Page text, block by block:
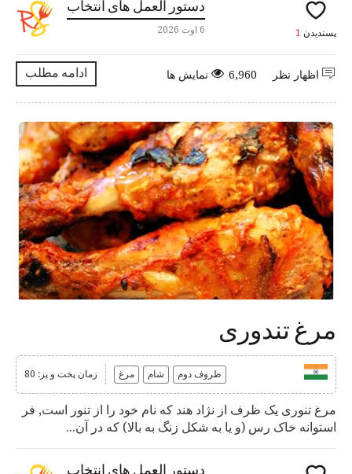
دستور العمل های انتخاب
6 اوت 2026 پسندیدن 1
ادامه مطلب اظهار نظر 6,960 نمایش ها
مرغ تندوری
زمان پخت و پز: 80 مرغ شام ظروف دوم
مرغ تنوری یک ظرف از نژاد هند که نام خود را از تنور است, فر
استوانه خاک رس (و یا به شکل زنگ به بالا) که در آن...
دستور العمل های انتخاب